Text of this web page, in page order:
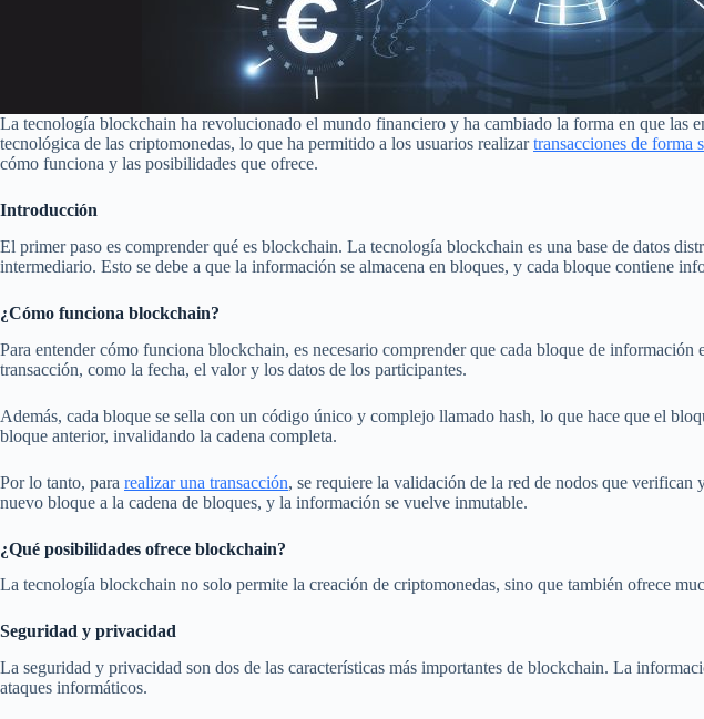
La tecnología blockchain ha revolucionado el mundo financiero y ha cambiado la forma en que las
tecnológica de las criptomonedas, lo que ha permitido a los usuarios realizartransacciones de forma
cómo funciona y las posibilidades que ofrece.
Introducción
El primer paso es comprender qué es blockchain. La tecnología blockchain es una base de datos
intermediario. Esto se debe a que la información se almacena en bloques, y cada bloque contiene
¿Cómo funciona blockchain?
Para entender cómo funciona blockchain, es necesario comprender que cada bloque de
transacción, como la fecha, el valor y los datos de los participantes.
Además, cada bloque se sella con un código único y complejo llamado hash, lo que hace que el
bloque anterior, invalidando la cadena completa.
Por lo tanto, para realizar una transacción, se requiere la validación de la red de nodos que
nuevo bloque a la cadena de bloques, y la información se vuelve inmutable.
¿Qué posibilidades ofrece blockchain?
La tecnología blockchain no solo permite la creación de criptomonedas, sino que también ofrece
Seguridad y privacidad
La seguridad y privacidad son dos de las características más importantes de blockchain. La
ataques informáticos.